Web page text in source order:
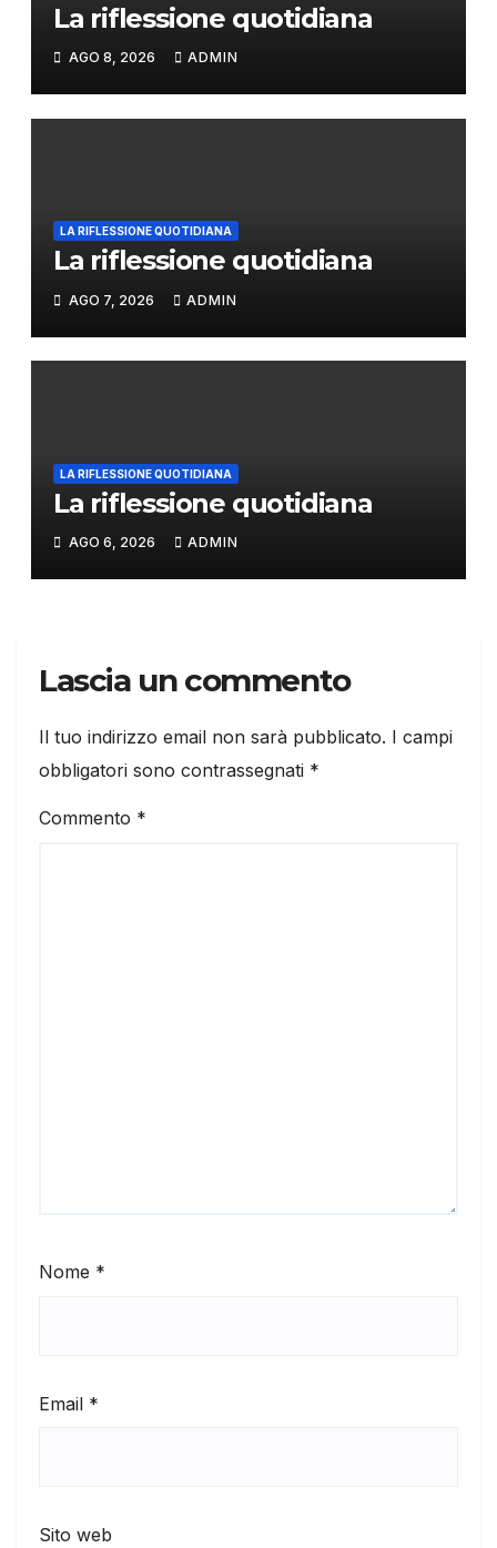
La riflessione quotidiana
AGO 8, 2026 ADMIN
LA RIFLESSIONE QUOTIDIANA
La riflessione quotidiana
AGO 7, 2026 ADMIN
LA RIFLESSIONE QUOTIDIANA
La riflessione quotidiana
AGO 6, 2026 ADMIN
Lascia un commento
Il tuo indirizzo email non sarà pubblicato. I campi
obbligatori sono contrassegnati *
Commento *
Nome *
Email *
Sito web